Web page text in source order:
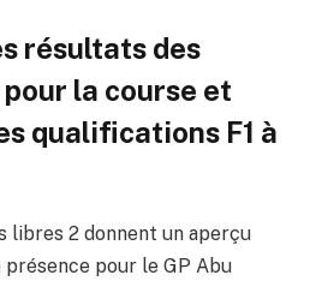
résultats des
la course et
qualifications F1 à
libres 2 donnent un aperçu
pour le GP Abu